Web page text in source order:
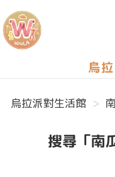
烏拉派對生活館
烏拉派對生活館
搜尋「南